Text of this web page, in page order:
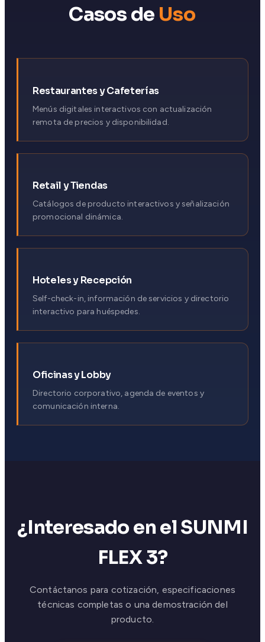
Casos de Uso
Restaurantes y Cafeterías
Menús digitales interactivos con actualización
remota de precios y disponibilidad.
Retail y Tiendas
Catálogos de producto interactivos y señalización
promocional dinámica.
Hoteles y Recepción
Self-check-in, información de servicios y directorio
interactivo para huéspedes.
Oficinas y Lobby
Directorio corporativo, agenda de eventos y
comunicación interna.
¿Interesado en el SUNMI
FLEX 3?
Contáctanos para cotización, especificaciones
técnicas completas o una demostración del
producto.